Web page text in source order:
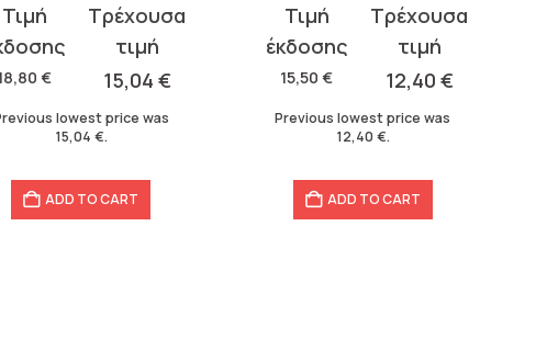
€
€.
15,04 €
€.
lowest price was
15,04 €.
ADD TO CART
15,50€
Original
price
was:
15,50 €.
12,40 €
Current
price
12,40 €.
Previous lowest price was
12,40 €.
ADD TO CART